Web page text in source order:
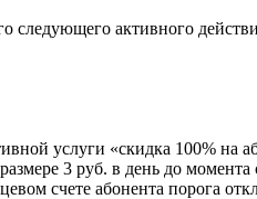
следующего активного
услуги «скидка 100% на
3 руб. в день до
счете абонента порога